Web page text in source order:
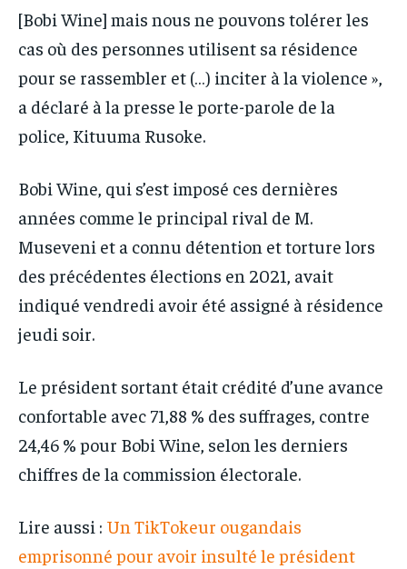
[Bobi Wine] mais nous ne pouvons tolérer les
cas où des personnes utilisent sa résidence
pour se rassembler et (…) inciter à la violence »,
a déclaré à la presse le porte-parole de la
police, Kituuma Rusoke.
Bobi Wine, qui s’est imposé ces dernières
années comme le principal rival de M.
Museveni et a connu détention et torture lors
des précédentes élections en 2021, avait
indiqué vendredi avoir été assigné à résidence
jeudi soir.
Le président sortant était crédité d’une avance
confortable avec 71,88 % des suffrages, contre
24,46 % pour Bobi Wine, selon les derniers
chiffres de la commission électorale.
Lire aussi : Un TikTokeur ougandais
emprisonné pour avoir insulté le président